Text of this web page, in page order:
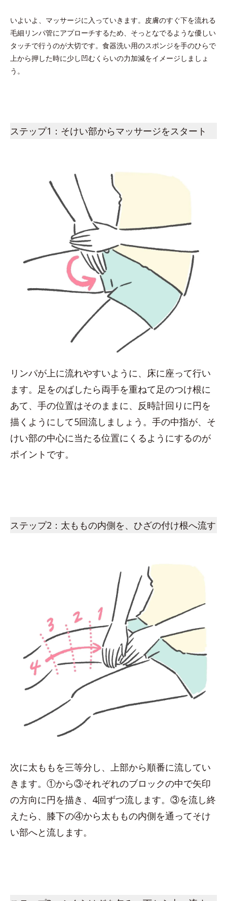
いよいよ、マッサージに入っていきます。皮膚のすぐ下を流れる
毛細リンパ管にアプローチするため、そっとなでるような優しい
タッチで行うのが大切です。食器洗い用のスポンジを手のひらで
上から押した時に少し凹むくらいの力加減をイメージしましょ
う。
ステップ1：そけい部からマッサージをスタート
リンパが上に流れやすいように、床に座って行い
ます。足をのばしたら両手を重ねて足のつけ根に
あて、手の位置はそのままに、反時計回りに円を
描くようにして5回流しましょう。手の中指が、そ
けい部の中心に当たる位置にくるようにするのが
ポイントです。
ステップ2：太ももの内側を、ひざの付け根へ流す
次に太ももを三等分し、上部から順番に流してい
きます。①から③それぞれのブロックの中で矢印
の方向に円を描き、4回ずつ流します。③を流し終
えたら、膝下の④から太ももの内側を通ってそけ
い部へと流します。